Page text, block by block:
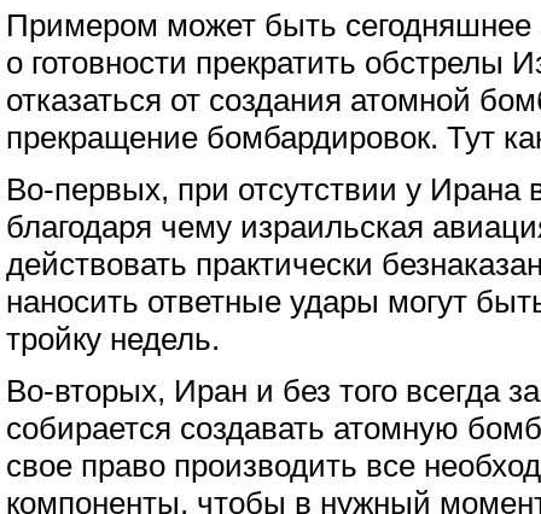
Примером может быть
о готовности прекратить обстрелы
отказаться от создания атомной
прекращение бомбардировок. Тут
Во-первых, при отсутствии у
благодаря чему израильская
действовать практически
наносить ответные удары могут
тройку недель.
Во-вторых, Иран и без того всегда
собирается создавать атомную
свое право производить все
компоненты, чтобы в нужный